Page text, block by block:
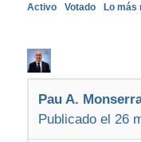
Activo Votado Lo más
Pau A.
Publicado el 26